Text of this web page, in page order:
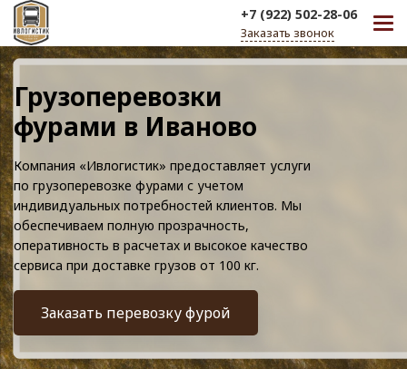
+7 (922) 502-28-06
Заказать звонок
Грузоперевозки
фурами в Иваново
Компания «Ивлогистик» предоставляет услуги
по грузоперевозке фурами с учетом
индивидуальных потребностей клиентов. Мы
обеспечиваем полную прозрачность,
оперативность в расчетах и высокое качество
сервиса при доставке грузов от 100 кг.
Заказать перевозку фурой